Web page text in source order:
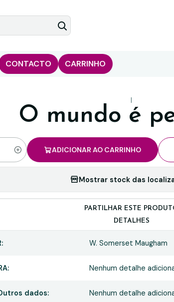
CONTACTO CARRINHO
|
O mundo é
ADICIONAR AO CARRINHO
Mostrar stock das
PARTILHAR ESTE
DETALHES
W. Somerset Maugham
Nenhum detalhe
dados: Nenhum detalhe